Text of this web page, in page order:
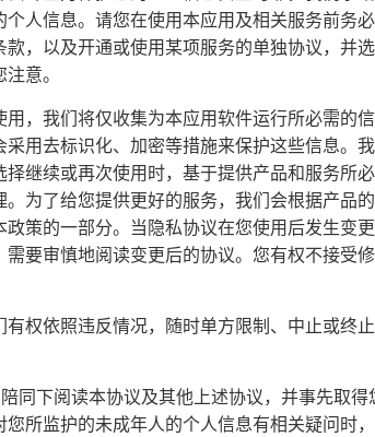
人信息。请您在使用本应用及相关服务前务
，以及开通或使用某项服务的单独协议，并
意。
，我们将仅收集为本应用软件运行所必需的
用去标识化、加密等措施来保护这些信息。
继续或再次使用时，基于提供产品和服务所
为了给您提供更好的服务，我们会根据产品
策的一部分。当隐私协议在您使用后发生变
要审慎地阅读变更后的协议。您有权不接受
权依照违反情况，随时单方限制、中止或终
同下阅读本协议及其他上述协议，并事先取
所监护的未成年人的个人信息有相关疑问时